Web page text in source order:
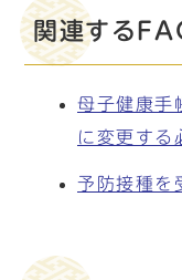
関連する
母子健康手
に変更する
予防接種を